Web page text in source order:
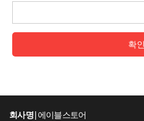
회사명 |에이블스토어